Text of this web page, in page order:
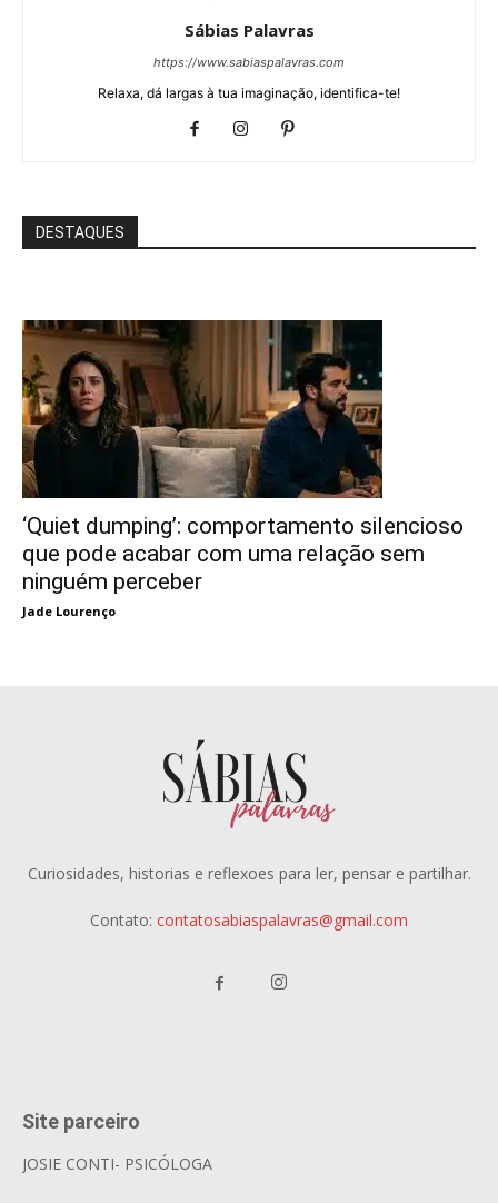
Sábias Palavras
https://www.sabiaspalavras.com
Relaxa, dá largas à tua imaginação, identifica-te!
DESTAQUES
‘Quiet dumping’: comportamento silencioso
que pode acabar com uma relação sem
ninguém perceber
Jade Lourenço
Curiosidades, historias e reflexoes para ler, pensar e partilhar.
Contato: contatosabiaspalavras@gmail.com
Site parceiro
JOSIE CONTI- PSICÓLOGA